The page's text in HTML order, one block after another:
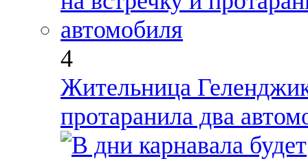
4
Жительница
протаранила два